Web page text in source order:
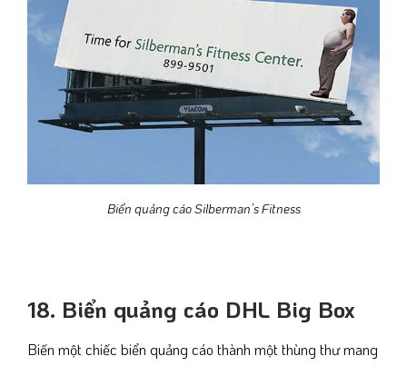
Biển quảng cáo Silberman’s Fitness
18. Biển quảng cáo DHL Big Box
Biến một chiếc biển quảng cáo thành một thùng thư mang